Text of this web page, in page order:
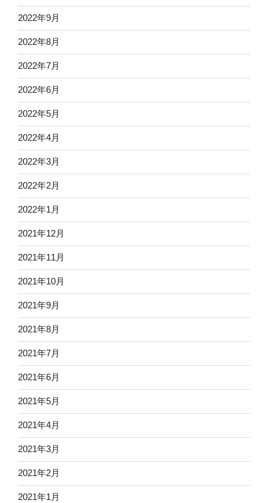
2022年9月
2022年8月
2022年7月
2022年6月
2022年5月
2022年4月
2022年3月
2022年2月
2022年1月
2021年12月
2021年11月
2021年10月
2021年9月
2021年8月
2021年7月
2021年6月
2021年5月
2021年4月
2021年3月
2021年2月
2021年1月